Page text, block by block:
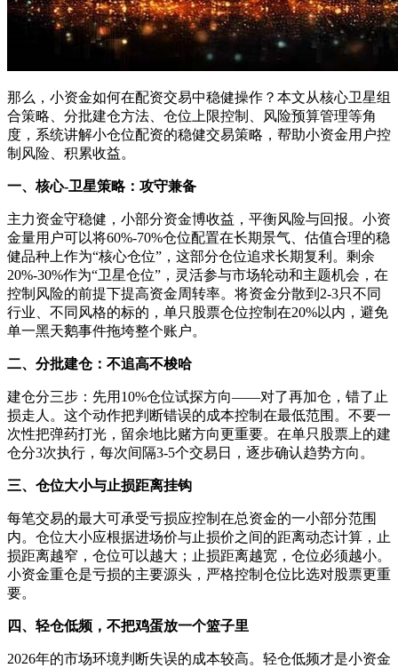
那么，小资金如何在配资交易中稳健操作？本文从核心卫星组
合策略、分批建仓方法、仓位上限控制、风险预算管理等角
度，系统讲解小仓位配资的稳健交易策略，帮助小资金用户控
制风险、积累收益。
一、核心-卫星策略：攻守兼备
主力资金守稳健，小部分资金博收益，平衡风险与回报。小资
金量用户可以将60%-70%仓位配置在长期景气、估值合理的稳
健品种上作为“核心仓位”，这部分仓位追求长期复利。剩余
20%-30%作为“卫星仓位”，灵活参与市场轮动和主题机会，在
控制风险的前提下提高资金周转率。将资金分散到2-3只不同
行业、不同风格的标的，单只股票仓位控制在20%以内，避免
单一黑天鹅事件拖垮整个账户。
二、分批建仓：不追高不梭哈
建仓分三步：先用10%仓位试探方向——对了再加仓，错了止
损走人。这个动作把判断错误的成本控制在最低范围。不要一
次性把弹药打光，留余地比赌方向更重要。在单只股票上的建
仓分3次执行，每次间隔3-5个交易日，逐步确认趋势方向。
三、仓位大小与止损距离挂钩
每笔交易的最大可承受亏损应控制在总资金的一小部分范围
内。仓位大小应根据进场价与止损价之间的距离动态计算，止
损距离越窄，仓位可以越大；止损距离越宽，仓位必须越小。
小资金重仓是亏损的主要源头，严格控制仓位比选对股票更重
要。
四、轻仓低频，不把鸡蛋放一个篮子里
2026年的市场环境判断失误的成本较高。轻仓低频才是小资金